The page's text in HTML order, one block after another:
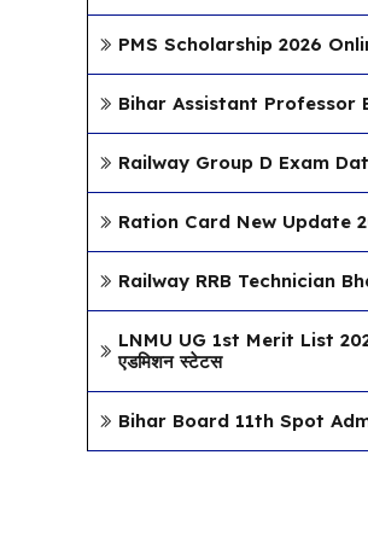
PMS Scholarship 2026
Bihar Assistant Professor
Railway Group D Exam
Ration Card New Update
Railway RRB Technician
LNMU UG 1st Merit List
एडमिशन स्टेटस
Bihar Board 11th Spot